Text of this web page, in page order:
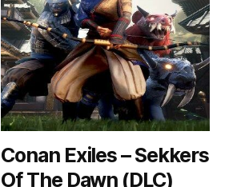
Conan Exiles – Sekkers
Of The Dawn (DLC)